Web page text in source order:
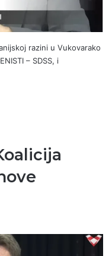
razini u Vukovarako
– SDSS, i